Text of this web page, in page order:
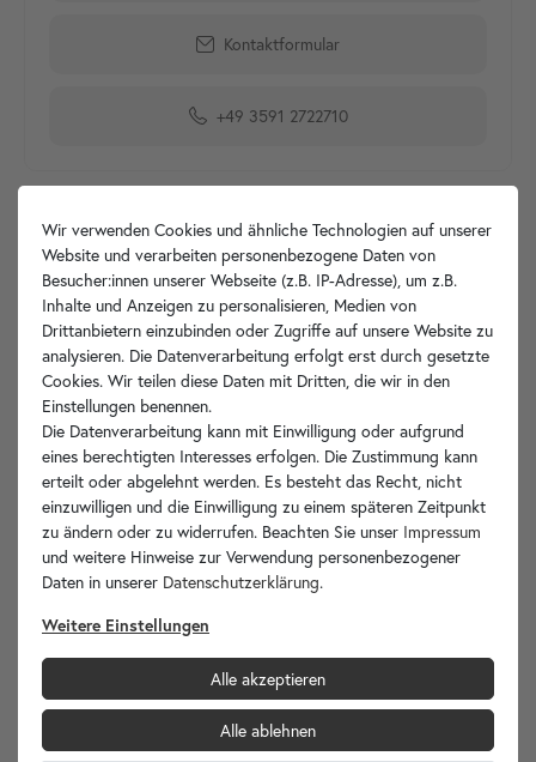
Kontaktformular
+49 3591 2722710
Produktdetails
Artikelbeschreibung
Hersteller-Info
Ihre Vorteile
wohnfreuden.de -
Wir verwenden Cookies und ähnliche Technologien auf unserer
Website und verarbeiten personenbezogene Daten von
Besucher:innen unserer Webseite (z.B. IP-Adresse), um z.B.
Inhalte und Anzeigen zu personalisieren, Medien von
Drittanbietern einzubinden oder Zugriffe auf unsere Website zu
analysieren. Die Datenverarbeitung erfolgt erst durch gesetzte
Cookies. Wir teilen diese Daten mit Dritten, die wir in den
Einstellungen benennen.
Die Datenverarbeitung kann mit Einwilligung oder aufgrund
eines berechtigten Interesses erfolgen. Die Zustimmung kann
erteilt oder abgelehnt werden. Es besteht das Recht, nicht
einzuwilligen und die Einwilligung zu einem späteren Zeitpunkt
zu ändern oder zu widerrufen. Beachten Sie unser Impressum
und weitere Hinweise zur Verwendung personenbezogener
Daten in unserer Daten­schutz­erklärung.
Weitere Einstellungen
Alle akzeptieren
Alle ablehnen